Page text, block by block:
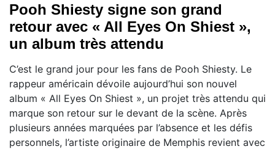
Pooh Shiesty signe son grand
retour avec « All Eyes On Shiest »,
un album très attendu
C’est le grand jour pour les fans de Pooh Shiesty. Le
rappeur américain dévoile aujourd’hui son nouvel
album « All Eyes On Shiest », un projet très attendu qui
marque son retour sur le devant de la scène. Après
plusieurs années marquées par l’absence et les défis
personnels, l’artiste originaire de Memphis revient avec